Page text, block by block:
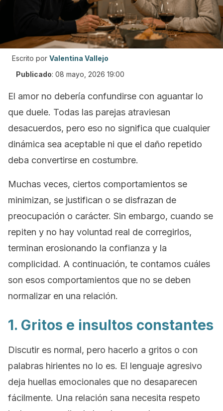
Escrito por Valentina Vallejo
Publicado: 08 mayo, 2026 19:00
El amor no debería confundirse con aguantar lo
que duele. Todas las parejas atraviesan
desacuerdos, pero eso no significa que cualquier
dinámica sea aceptable ni que el daño repetido
deba convertirse en costumbre.
Muchas veces, ciertos comportamientos se
minimizan, se justifican o se disfrazan de
preocupación o carácter. Sin embargo, cuando se
repiten y no hay voluntad real de corregirlos,
terminan erosionando la confianza y la
complicidad. A continuación, te contamos cuáles
son esos comportamientos que no se deben
normalizar en una relación.
1. Gritos e insultos constantes
Discutir es normal, pero hacerlo a gritos o con
palabras hirientes no lo es. El lenguaje agresivo
deja huellas emocionales que no desaparecen
fácilmente. Una relación sana necesita respeto